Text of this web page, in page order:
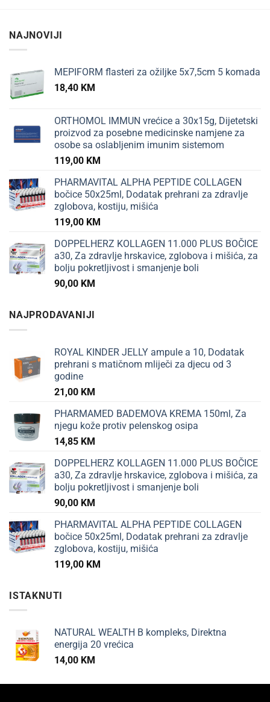
NAJNOVIJI
MEPIFORM flasteri za ožiljke 5x7,5cm 5 komada
18,40 KM
ORTHOMOL IMMUN vrećice a 30x15g, Dijetetski
proizvod za posebne medicinske namjene za
osobe sa oslabljenim imunim sistemom
119,00 KM
PHARMAVITAL ALPHA PEPTIDE COLLAGEN
bočice 50x25ml, Dodatak prehrani za zdravlje
zglobova, kostiju, mišića
119,00 KM
DOPPELHERZ KOLLAGEN 11.000 PLUS BOČICE
a30, Za zdravlje hrskavice, zglobova i mišića, za
bolju pokretljivost i smanjenje boli
90,00 KM
NAJPRODAVANIJI
ROYAL KINDER JELLY ampule a 10, Dodatak
prehrani s matičnom mliječi za djecu od 3
godine
21,00 KM
PHARMAMED BADEMOVA KREMA 150ml, Za
njegu kože protiv pelenskog osipa
14,85 KM
DOPPELHERZ KOLLAGEN 11.000 PLUS BOČICE
a30, Za zdravlje hrskavice, zglobova i mišića, za
bolju pokretljivost i smanjenje boli
90,00 KM
PHARMAVITAL ALPHA PEPTIDE COLLAGEN
bočice 50x25ml, Dodatak prehrani za zdravlje
zglobova, kostiju, mišića
119,00 KM
ISTAKNUTI
NATURAL WEALTH B kompleks, Direktna
energija 20 vrećica
14,00 KM